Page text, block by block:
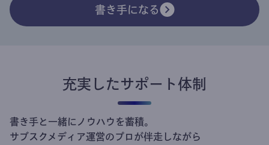
書き手になる
充実したサポート体制
書き手と一緒にノウハウを蓄積。
サブスクメディア運営のプロが伴走しながら